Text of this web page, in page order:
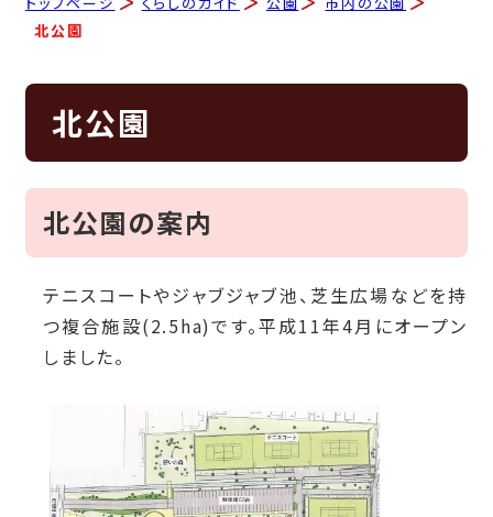
北公園
北公園
北公園の案内
テニスコートやジャブジャブ池、芝生広場などを持
つ複合施設(2.5ha)です。平成11年4月にオープン
しました。